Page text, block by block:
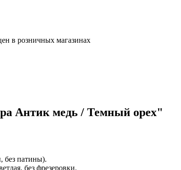
в розничных магазинах
Антик медь / Темный орех"
без патины).
без фрезеровки.